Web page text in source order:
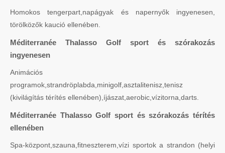
Homokos tengerpart,napágyak és napernyők ingyenesen,
törölközők kaució ellenében.
Méditerranée Thalasso Golf sport és szórakozás
ingyenesen
Animációs
programok,strandröplabda,minigolf,asztalitenisz,tenisz
(kivilágítás térítés ellenében),íjászat,aerobic,vízitorna,darts.
Méditerranée Thalasso Golf sport és szórakozás térítés
ellenében
Spa-központ,szauna,fitneszterem,vízi sportok a strandon (helyi